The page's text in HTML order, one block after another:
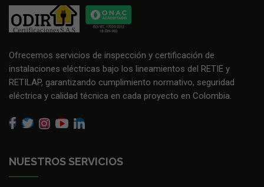
Ofrecemos servicios de inspección y certificación de
instalaciones eléctricas bajo los lineamientos del RETIE y
RETILAP, garantizando cumplimiento normativo, seguridad
eléctrica y calidad técnica en cada proyecto en Colombia.
NUESTROS SERVICIOS